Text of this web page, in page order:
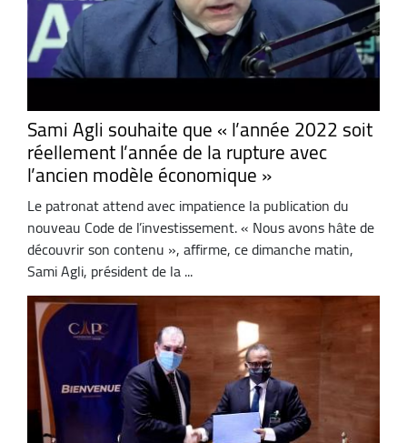
Sami Agli souhaite que « l’année 2022 soit
réellement l’année de la rupture avec
l’ancien modèle économique »
Le patronat attend avec impatience la publication du
nouveau Code de l’investissement. « Nous avons hâte de
découvrir son contenu », affirme, ce dimanche matin,
Sami Agli, président de la ...